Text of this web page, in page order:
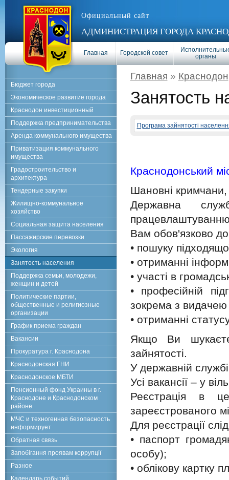
Официальный сайт
АДМИНИСТРАЦИЯ ГОРОДА
Главная Городской совет
органы
Главная » Краснодон
Занятость
Програма зайнятості
Краснодонський
Шановні кримчани,
Державна
Вам обов'язково
• пошуку
• отриманні
• участі в
• професійній
зокрема з видачею
• отриманні
Якщо Ви
зайнятості.
У державній
Усі вакансії – у
Реєстрація в
зареєстрованого
Для реєстрації
• паспорт
особу);
• облікову картку
Бюджет города
Экономическое развитие города
Краснодон инвестиционный
Поддержка предпринимательства
Аренда коммунального имущества
Приватизация коммунального
имущества
Градостроительство и
архитектура
Тендерные закупки
Жилищно-коммунальное
хозяйство
Социальная защита населения
Пассажирские перевозки
Экология
Занятость населения
Поддержка семьи, молодежи,
женщин и детей
Политические партии,
общественные и религиозные
организации
График приема граждан
Вакансии
Прокуратура г. Краснодона
Краснодонская ГНИ
Краснодонское МБТИ
Пенсионный фонд Украины в г.
Краснодоне и Краснодонском
районе
МЧС и техногенная безопасность
информирует
Обратная связь
Запобігання проявам коррупції
Разное
Календарь событий